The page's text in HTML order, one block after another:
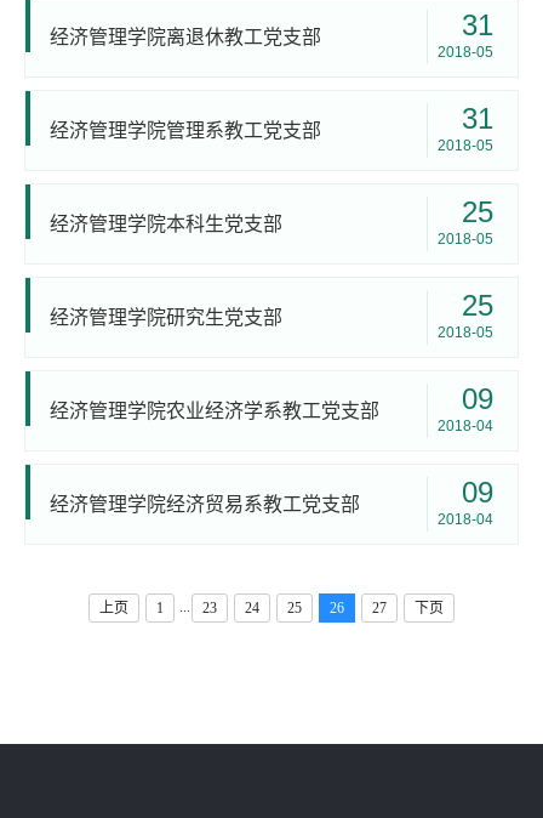
经济管理学院离退休教工党支部 31
2018-05
经济管理学院管理系教工党支部 31
2018-05
经济管理学院本科生党支部 25
2018-05
经济管理学院研究生党支部 25
2018-05
经济管理学院农业经济学系教工党支部 09
2018-04
经济管理学院经济贸易系教工党支部 09
2018-04
上页 1 23 24 25 26 27 下页